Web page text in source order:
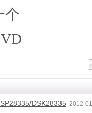
个
DSK28335 2012-